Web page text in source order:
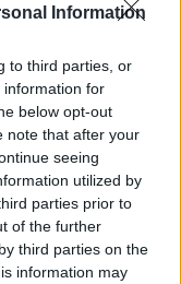
Information
to third parties, or
information for
below opt-out
note that after your
seeing
utilized by
parties prior to
of the further
third parties on the
information may